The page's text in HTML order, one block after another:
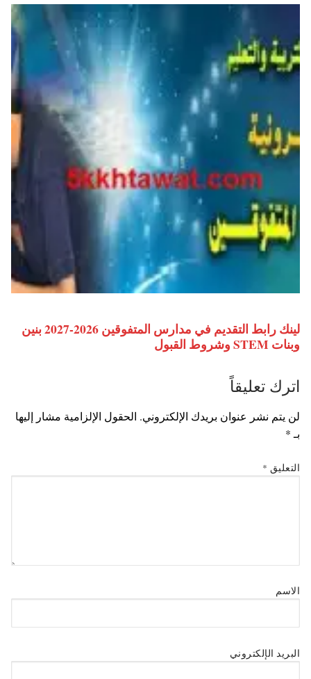
لينك رابط التقديم في مدارس المتفوقين 2026-2027 بنين
وبنات STEM وشروط القبول
اترك تعليقاً
لن يتم نشر عنوان بريدك الإلكتروني. الحقول الإلزامية مشار إليها
بـ*
التعليق *
الاسم
البريد الإلكتروني